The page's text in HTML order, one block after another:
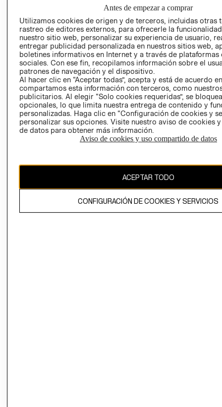
EMPRESARIAL
CONDICIONES
AVISO DE
PRIVACIDAD
GIFT CARD
AVISO DE
COOKIES
Chile ($)
El contenido de esta página web está protegido por copyright y es
propiedad de H&M Hennes & Mauritz AB.
Antes de empezar a comprar
Utilizamos cookies de origen y de terceros, incluidas otras
rastreo de editores externos, para ofrecerle la
nuestro sitio web, personalizar su experiencia de usuario,
entregar publicidad personalizada en nuestros sitios web,
boletines informativos en Internet y a través de plataformas
sociales. Con ese fin, recopilamos información sobre el
patrones de navegación y el dispositivo.
Al hacer clic en “Aceptar todas”, acepta y está de acuerdo
compartamos esta información con terceros, como
publicitarios. Al elegir “Solo cookies requeridas”, se
opcionales, lo que limita nuestra entrega de contenido y
personalizadas. Haga clic en “Configuración de cookies y
personalizar sus opciones. Visite nuestro aviso de cookies
de datos para obtener más información.
Aviso de cookies y uso compartido de datos
ACEPTAR TODO
CONFIGURACIÓN DE COOKIES Y SERVICIOS